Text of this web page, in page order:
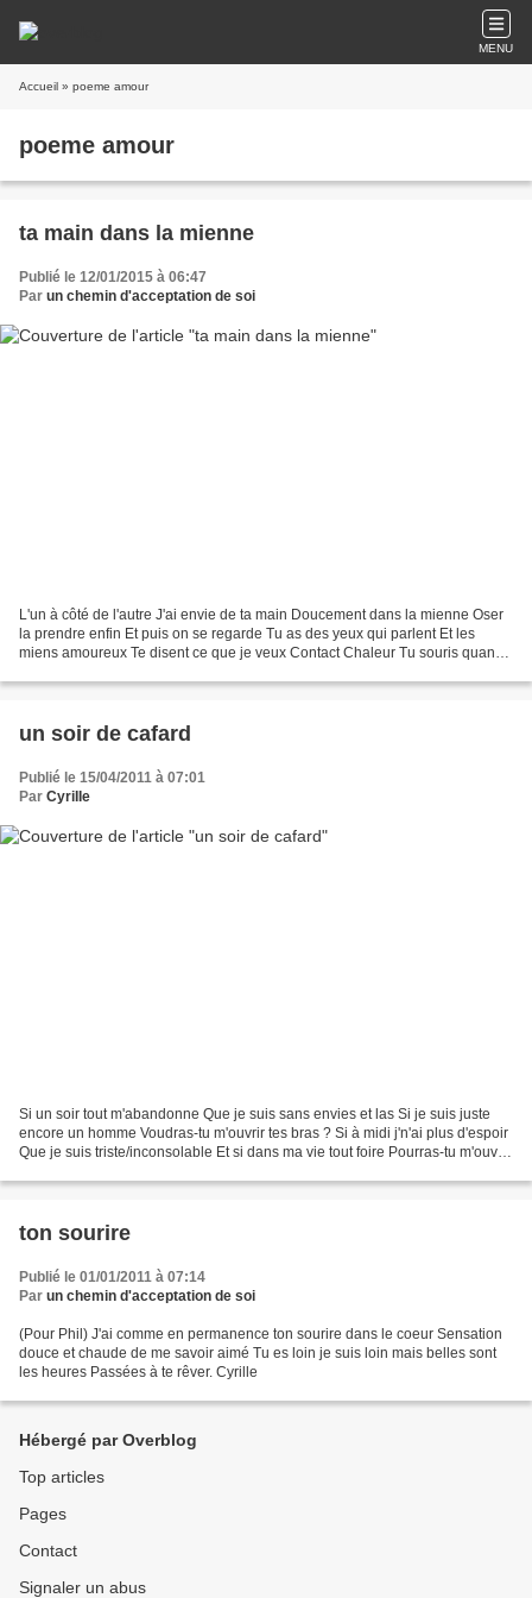
MENU
Accueil » poeme amour
poeme amour
ta main dans la mienne
Publié le 12/01/2015 à 06:47
Par un chemin d'acceptation de soi
L'un à côté de l'autre J'ai envie de ta main Doucement dans la mienne Oser
la prendre enfin Et puis on se regarde Tu as des yeux qui parlent Et les
miens amoureux Te disent ce que je veux Contact Chaleur Tu souris quand
un soir de cafard
Publié le 15/04/2011 à 07:01
Par CyriIIe
Si un soir tout m'abandonne Que je suis sans envies et las Si je suis juste
encore un homme Voudras-tu m'ouvrir tes bras ? Si à midi j'n'ai plus d'espoir
Que je suis triste/inconsolable Et si dans ma vie tout foire Pourras-tu m'ouvrir
ton sourire
Publié le 01/01/2011 à 07:14
Par un chemin d'acceptation de soi
(Pour Phil) J'ai comme en permanence ton sourire dans le coeur Sensation
douce et chaude de me savoir aimé Tu es loin je suis loin mais belles sont
les heures Passées à te rêver. Cyrille
Hébergé par Overblog
Top articles
Pages
Contact
Signaler un abus